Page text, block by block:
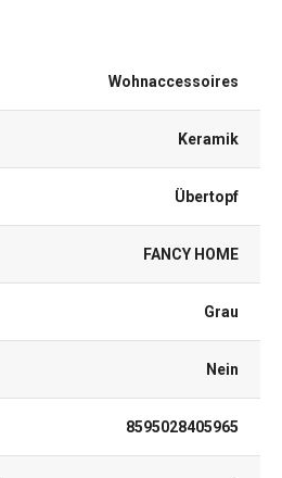
Wohnaccessoires
Keramik
Übertopf
FANCY HOME
Grau
Nein
8595028405965